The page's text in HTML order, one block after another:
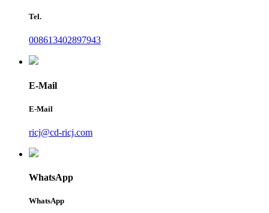
Tel.
008613402897943
E-Mail
E-Mail
ricj@cd-ricj.com
WhatsApp
WhatsApp